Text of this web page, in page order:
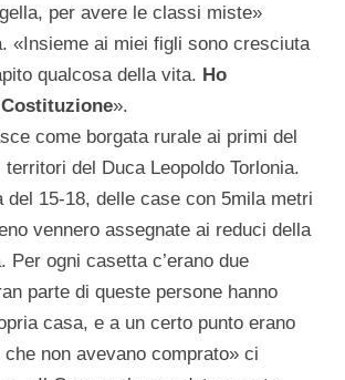
per avere le classi miste»
«Insieme ai miei figli sono cresciuta
qualcosa della vita. Ho
».
come borgata rurale ai primi del
del Duca Leopoldo Torlonia.
del 15-18, delle case con 5mila metri
vennero assegnate ai reduci della
Per ogni casetta c’erano due
parte di queste persone hanno
casa, e a un certo punto erano
non avevano comprato» ci